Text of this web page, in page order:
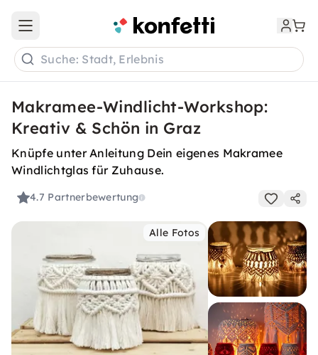
Open main menu
Suche: Stadt, Erlebnis
Makramee-Windlicht-Workshop:
Kreativ & Schön in Graz
Knüpfe unter Anleitung Dein eigenes Makramee
Windlichtglas für Zuhause.
4.7 Partnerbewertung
Alle Fotos